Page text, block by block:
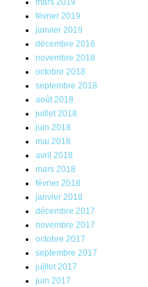
mars 2019
février 2019
janvier 2019
décembre 2018
novembre 2018
octobre 2018
septembre 2018
août 2018
juillet 2018
juin 2018
mai 2018
avril 2018
mars 2018
février 2018
janvier 2018
décembre 2017
novembre 2017
octobre 2017
septembre 2017
juillet 2017
juin 2017